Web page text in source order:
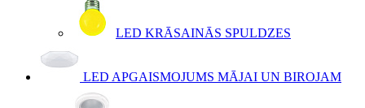
LED KRĀSAINĀS SPULDZES
LED APGAISMOJUMS MĀJAI UN BIROJAM